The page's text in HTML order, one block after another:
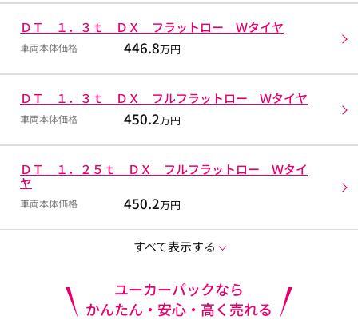
ＤＴ １．３ｔ ＤＸ フラットロー Ｗタイヤ
車両本体価格 446.8万円
ＤＴ １．３ｔ ＤＸ フルフラットロー Ｗタイヤ
車両本体価格 450.2万円
ＤＴ １．２５ｔ ＤＸ フルフラットロー Ｗタイ
ヤ
車両本体価格 450.2万円
すべて表示する
ユーカーパックなら
かんたん・安心・高く売れる